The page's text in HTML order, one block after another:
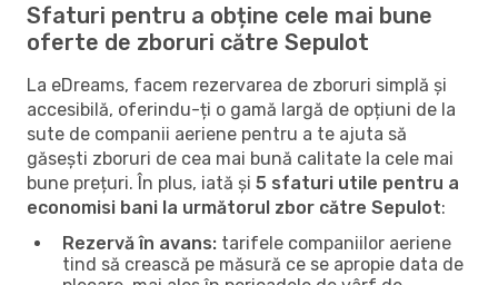
Sfaturi pentru a obține cele mai bune
oferte de zboruri către Sepulot
La eDreams, facem rezervarea de zboruri simplă și
accesibilă, oferindu-ți o gamă largă de opțiuni de la
sute de companii aeriene pentru a te ajuta să
găsești zboruri de cea mai bună calitate la cele mai
bune prețuri. În plus, iată și 5 sfaturi utile pentru a
economisi bani la următorul zbor către Sepulot:
Rezervă în avans: tarifele companiilor aeriene
tind să crească pe măsură ce se apropie data de